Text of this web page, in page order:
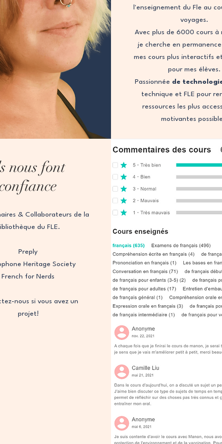
l'enseignement du Fle au
voyages.
Avec plus de 6000 cours à
je cherche en
mes cours plus interactifs
pour mes élèves.
Passionnée de
technique et FLE pour
ressources les plus
motivantes
nous font
& Collaborateurs de la
du FLE.
Preply
Heritage Society
French for Nerds
nous si vous avez un
projet!